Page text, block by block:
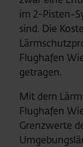
im 2-Pisten-
sind. Die
Flughafen
getragen.
Mit dem
Flughafen
Grenzwerte